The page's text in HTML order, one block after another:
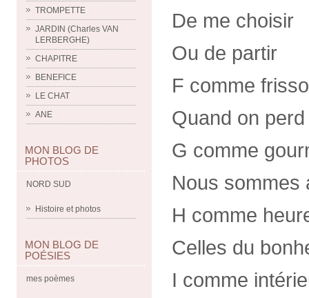
TROMPETTE
JARDIN (Charles VAN
LERBERGHE)
CHAPITRE
BENEFICE
LE CHAT
ANE
MON BLOG DE
PHOTOS
NORD SUD
Histoire et photos
MON BLOG DE
POÉSIES
mes poèmes
De me choisir
Ou de partir
F comme
Quand on
G comme
Nous sommes
H comme
Celles du
I comme